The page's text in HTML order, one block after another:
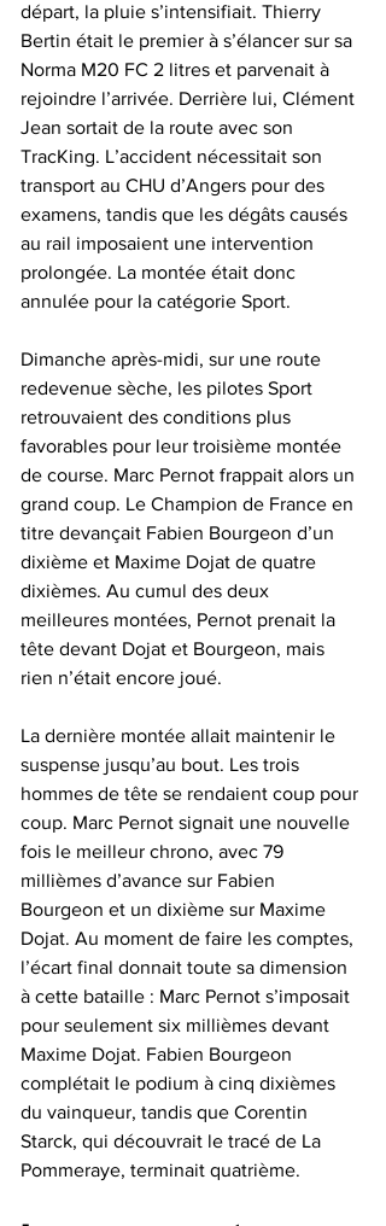
départ, la pluie s’intensifiait. Thierry
Bertin était le premier à s’élancer sur sa
Norma M20 FC 2 litres et parvenait à
rejoindre l’arrivée. Derrière lui, Clément
Jean sortait de la route avec son
TracKing. L’accident nécessitait son
transport au CHU d’Angers pour des
examens, tandis que les dégâts causés
au rail imposaient une intervention
prolongée. La montée était donc
annulée pour la catégorie Sport.
Dimanche après-midi, sur une route
redevenue sèche, les pilotes Sport
retrouvaient des conditions plus
favorables pour leur troisième montée
de course. Marc Pernot frappait alors un
grand coup. Le Champion de France en
titre devançait Fabien Bourgeon d’un
dixième et Maxime Dojat de quatre
dixièmes. Au cumul des deux
meilleures montées, Pernot prenait la
tête devant Dojat et Bourgeon, mais
rien n’était encore joué.
La dernière montée allait maintenir le
suspense jusqu’au bout. Les trois
hommes de tête se rendaient coup pour
coup. Marc Pernot signait une nouvelle
fois le meilleur chrono, avec 79
millièmes d’avance sur Fabien
Bourgeon et un dixième sur Maxime
Dojat. Au moment de faire les comptes,
l’écart final donnait toute sa dimension
à cette bataille : Marc Pernot s’imposait
pour seulement six millièmes devant
Maxime Dojat. Fabien Bourgeon
complétait le podium à cinq dixièmes
du vainqueur, tandis que Corentin
Starck, qui découvrait le tracé de La
Pommeraye, terminait quatrième.